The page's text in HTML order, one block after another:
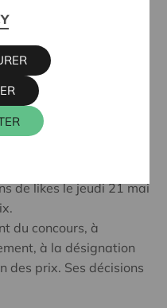
le siège est situé
d’entreprise
destiné à ses
Cera sur Instagram
le post annonçant la
& ENJOY (11 mai
avant le
de likes le jeudi 21 mai
du concours, à
à la désignation
des prix. Ses décisions